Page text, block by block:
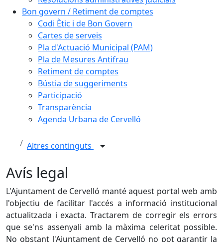
Bon govern / Retiment de comptes
Codi Ètic i de Bon Govern
Cartes de serveis
Pla d'Actuació Municipal (PAM)
Pla de Mesures Antifrau
Retiment de comptes
Bústia de suggeriments
Participació
Transparència
Agenda Urbana de Cervelló
Altres continguts
Avís legal
L'Ajuntament de Cervelló manté aquest portal web amb
l'objectiu de facilitar l'accés a informació institucional
actualitzada i exacta. Tractarem de corregir els errors
que se'ns assenyali amb la màxima celeritat possible.
No obstant l'Ajuntament de Cervelló no pot garantir la